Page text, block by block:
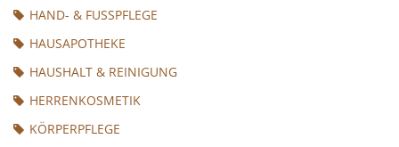
HAND- & FUSSPFLEGE
HAUSAPOTHEKE
HAUSHALT & REINIGUNG
HERRENKOSMETIK
KÖRPERPFLEGE